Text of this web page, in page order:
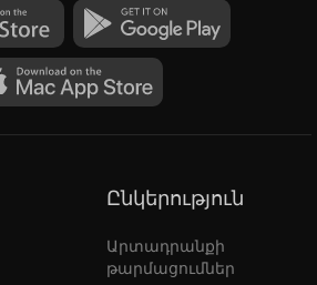
Ընկերություն
Արտադրանքի
թարմացումներ